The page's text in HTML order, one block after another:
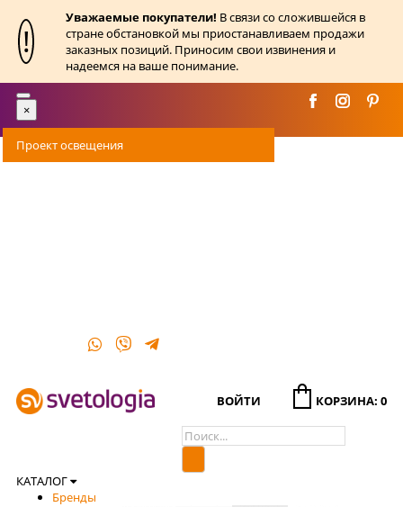
!
Уважаемые покупатели! В связи со сложившейся в
стране обстановкой мы приостанавливаем продажи
заказных позиций. Приносим свои извинения и
надеемся на ваше понимание.
Toggle
navigation
×
Проект освещения
ВОЙТИ КОРЗИНА: 0
КАТАЛОГ
Бренды